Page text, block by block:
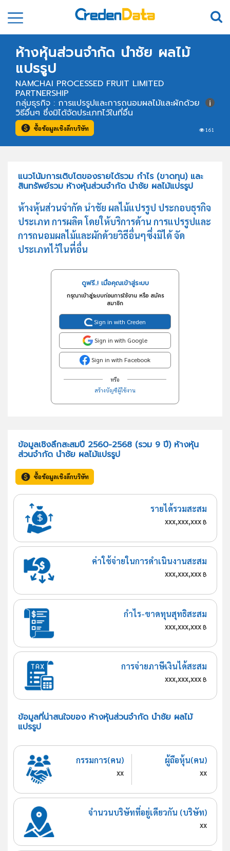
ห้างหุ้นส่วนจำกัด นำชัย ผลไม้
แปรรูป
NAMCHAI PROCESSED FRUIT LIMITED
PARTNERSHIP
161
กลุ่มธุรกิจ : การแปรรูปและการถนอมผลไม้และผักด้วย
วิธีอื่นๆ ซึ่งมิได้จัดประเภทไว้ในที่อื่น
ซื้อข้อมูลเชิงลึกบริษัท
แนวโน้มการเติบโตของรายได้รวม กำไร (ขาดทุน) และ
สินทรัพย์รวม ห้างหุ้นส่วนจำกัด นำชัย ผลไม้แปรรูป
ห้างหุ้นส่วนจำกัด นำชัย ผลไม้แปรรูป ประกอบธุรกิจ
ประเภท การผลิต โดยให้บริการด้าน การแปรรูปและ
การถนอมผลไม้และผักด้วยวิธีอื่นๆซึ่งมิได้ จัด
ประเภทไว้ในที่อื่น
ดูฟรี..! เมื่อคุณเข้าสู่ระบบ
กรุณาเข้าสู่ระบบก่อนการใช้งาน หรือ สมัคร
สมาชิก
Sign in with Creden
Sign in with Google
Sign in with Facebook
หรือ
สร้างบัญชีผู้ใช้งาน
ข้อมูลเชิงลึกสะสมปี 2560-2568 (รวม 9 ปี) ห้างหุ้น
ส่วนจำกัด นำชัย ผลไม้แปรรูป
ซื้อข้อมูลเชิงลึกบริษัท
รายได้รวมสะสม
xxx,xxx,xxx฿
ค่าใช้จ่ายในการดำเนินงานสะสม
xxx,xxx,xxx฿
กำไร-ขาดทุนสุทธิสะสม
xxx,xxx,xxx฿
การจ่ายภาษีเงินได้สะสม
xxx,xxx,xxx฿
ข้อมูลที่น่าสนใจของ ห้างหุ้นส่วนจำกัด นำชัย ผลไม้
แปรรูป
กรรมการ(คน)
xx
ผู้ถือหุ้น(คน)
xx
จำนวนบริษัทที่อยู่เดียวกัน (บริษัท)
xx